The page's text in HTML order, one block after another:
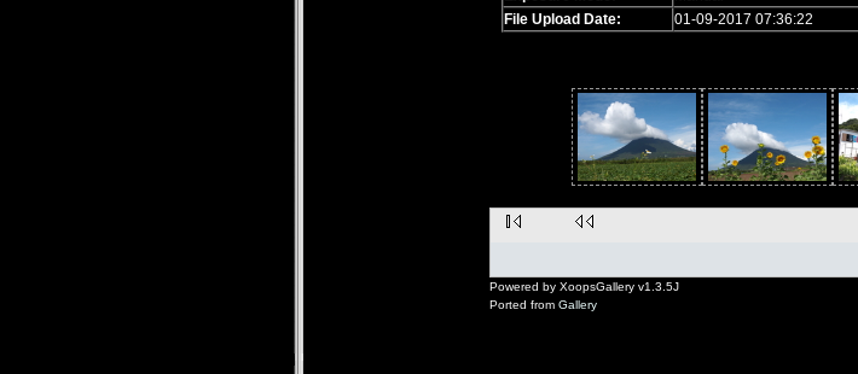
File Upload Date:
01-09-2017 07:36:22
Powered by XoopsGallery v1.3.5J
Ported from Gallery